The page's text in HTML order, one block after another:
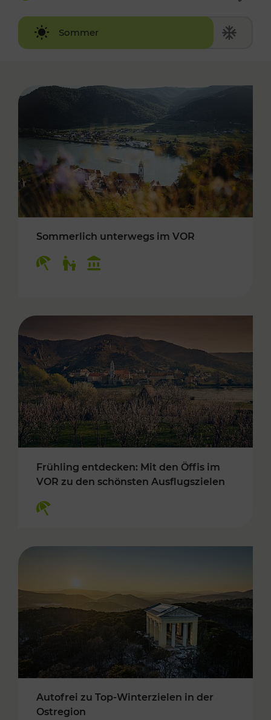
Sommer
Winter
Sommerlich unterwegs im VOR
Frühling entdecken: Mit den Öffis im
VOR zu den schönsten Ausflugszielen
Autofrei zu Top-Winterzielen in der
Ostregion